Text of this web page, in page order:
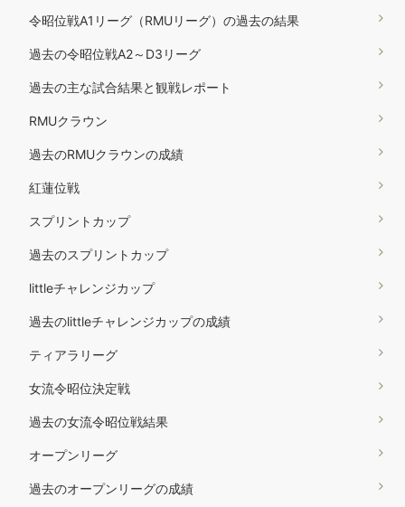
令昭位戦A1リーグ（RMUリーグ）の過去の結果
過去の令昭位戦A2～D3リーグ
過去の主な試合結果と観戦レポート
RMUクラウン
過去のRMUクラウンの成績
紅蓮位戦
スプリントカップ
過去のスプリントカップ
littleチャレンジカップ
過去のlittleチャレンジカップの成績
ティアラリーグ
女流令昭位決定戦
過去の女流令昭位戦結果
オープンリーグ
過去のオープンリーグの成績